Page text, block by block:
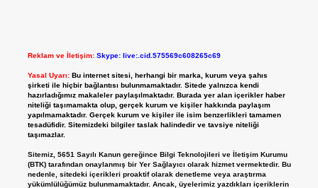
Reklam ve İletişim: Skype: live:.cid.575569c608265c69
Yasal Uyarı: Bu internet sitesi, herhangi bir marka, kurum veya şahıs
şirketi ile hiçbir bağlantısı bulunmamaktadır. Sitede yalnızca kendi
hazırladığımız makaleler paylaşılmaktadır. Burada yer alan içerikler haber
niteliği taşımamakta olup, gerçek kurum ve kişiler hakkında paylaşım
yapılmamaktadır. Gerçek kurum ve kişiler ile isim benzerlikleri tamamen
tesadüfidir. Sitemizdeki bilgiler taslak halindedir ve tavsiye niteliği
taşımazlar.
Sitemiz, 5651 Sayılı Kanun gereğince Bilgi Teknolojileri ve İletişim Kurumu
(BTK) tarafından onaylanmış bir Yer Sağlayıcı olarak hizmet vermektedir. Bu
nedenle, sitedeki içerikleri proaktif olarak denetleme veya araştırma
yükümlülüğümüz bulunmamaktadır. Ancak, üyelerimiz yazdıkları içeriklerin